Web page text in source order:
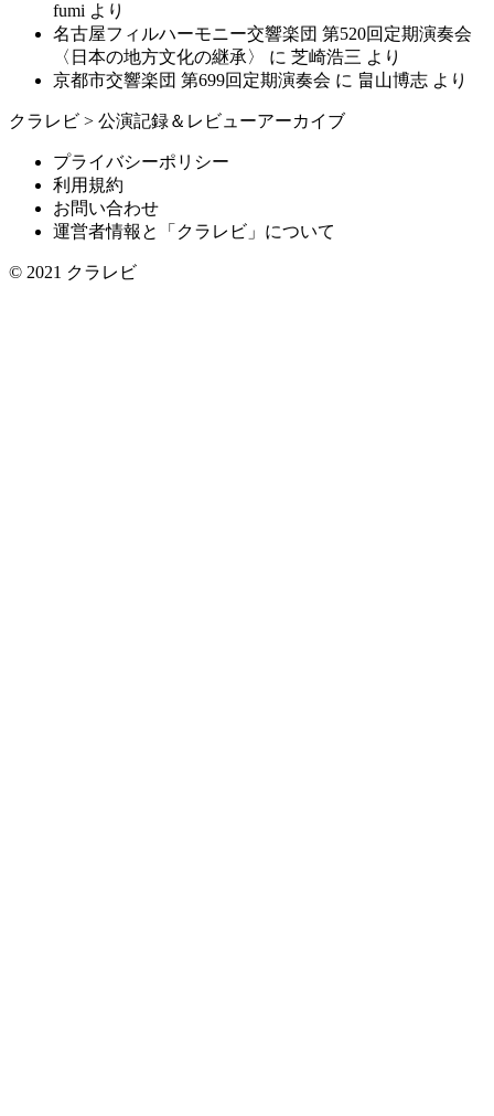
fumi より
名古屋フィルハーモニー交響楽団 第520回定期演奏会
〈日本の地方文化の継承〉
に 芝崎浩三 より
京都市交響楽団 第699回定期演奏会 に 畠山博志 より
クラレビ > 公演記録＆レビューアーカイブ
プライバシーポリシー
利用規約
お問い合わせ
運営者情報と「クラレビ」について
© 2021 クラレビ